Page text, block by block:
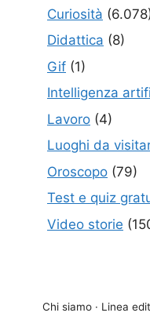
Curiosità
Didattica (8)
Gif (1)
Intelligenza
Lavoro (4)
Luoghi da
Oroscopo (79)
Test e quiz
Video storie
Chi siamo · Linea